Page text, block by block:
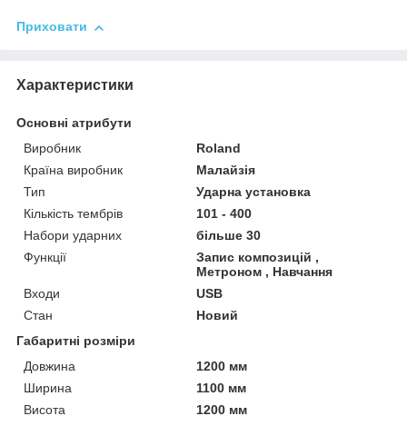
Приховати
Характеристики
Основні атрибути
Виробник
Roland
Країна виробник
Малайзія
Тип
Ударна установка
Кількість тембрів
101 - 400
Набори ударних
більше 30
Функції
Запис композицій ,
Метроном , Навчання
Входи
USB
Стан
Новий
Габаритні розміри
Довжина
1200 мм
Ширина
1100 мм
Висота
1200 мм